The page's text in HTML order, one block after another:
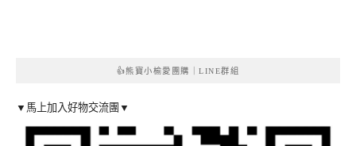
👍熊寶小榆愛團購｜LINE群組
▼馬上加入好物交流團▼